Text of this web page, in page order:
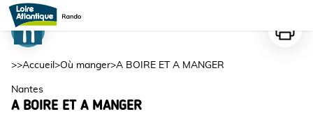
A BOIRE ET A MANGER
Voir l'image en plein écran
>>Accueil >Où manger>A BOIRE ET A MANGER
Nantes
A BOIRE ET A MANGER